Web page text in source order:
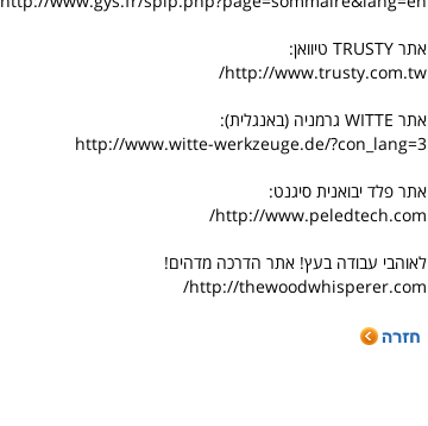
אתר TRUSTY טיוואן:
http://www.trusty.com.tw/
אתר WITTE גרמניה (באנגלית):
http://www.witte-werkzeuge.de/?con_lang=3
אתר פלד יבואנית סיגנט:
http://www.peledtech.com/
לאוהבי עבודה בעץ! אתר הדרכה מדהים!
http://thewoodwhisperer.com/